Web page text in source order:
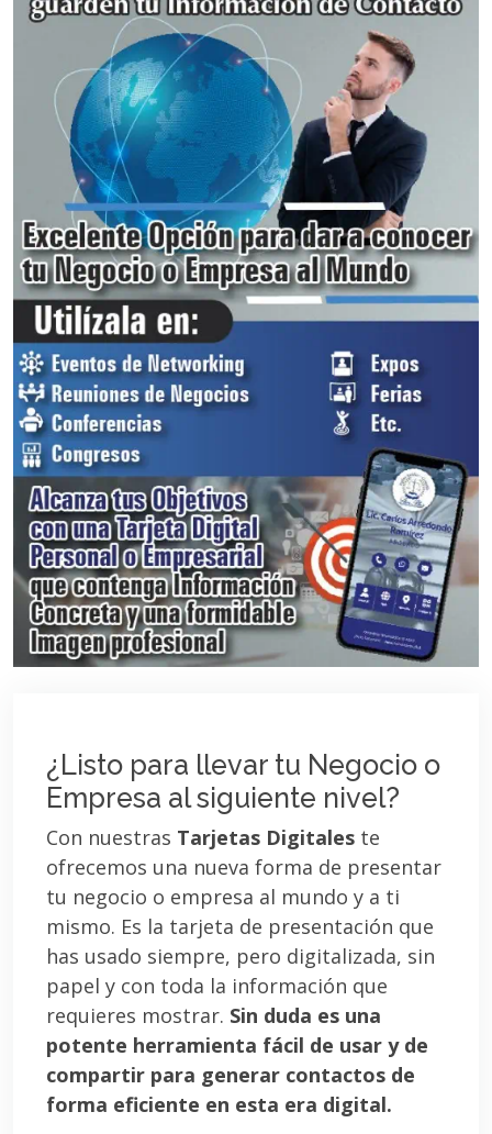
¿Listo para llevar tu Negocio o
Empresa al siguiente nivel?
Con nuestras Tarjetas Digitales te
ofrecemos una nueva forma de presentar
tu negocio o empresa al mundo y a ti
mismo. Es la tarjeta de presentación que
has usado siempre, pero digitalizada, sin
papel y con toda la información que
requieres mostrar. Sin duda es una
potente herramienta fácil de usar y de
compartir para generar contactos de
forma eficiente en esta era digital.